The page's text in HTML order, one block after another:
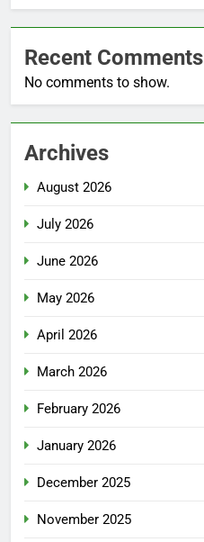
Recent Comments
No comments to show.
Archives
August 2026
July 2026
June 2026
May 2026
April 2026
March 2026
February 2026
January 2026
December 2025
November 2025